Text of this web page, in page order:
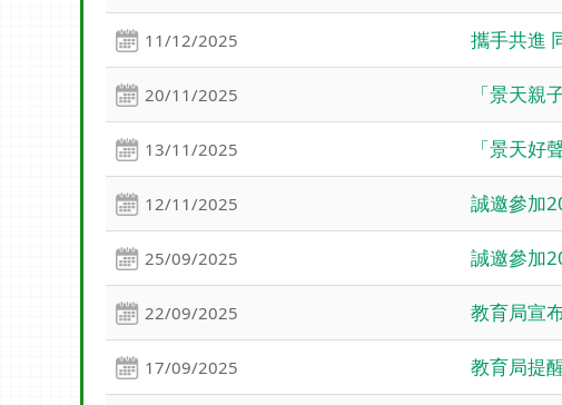
11/12/2025 攜手共進
20/11/2025 「景天親
13/11/2025 「景天好
12/11/2025 誠邀參加
25/09/2025 誠邀參加
22/09/2025 教育局宣
17/09/2025 教育局提